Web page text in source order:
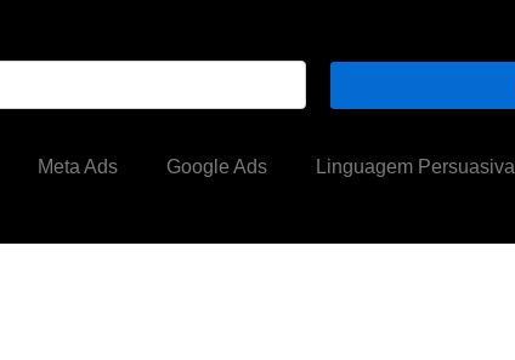
Meta Ads Google Ads Linguagem Persuasiva